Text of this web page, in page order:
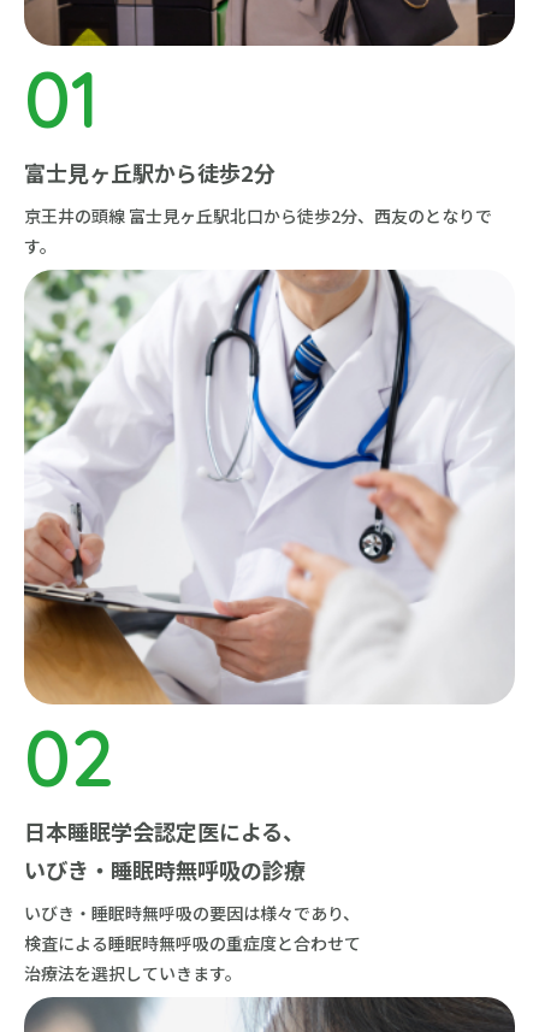
富士見ヶ丘駅から徒歩2分
京王井の頭線 富士見ヶ丘駅北口から徒歩2分、西友のとなりで
す。
日本睡眠学会認定医による、
いびき・睡眠時無呼吸の診療
いびき・睡眠時無呼吸の要因は様々であり、
検査による睡眠時無呼吸の重症度と合わせて
治療法を選択していきます。